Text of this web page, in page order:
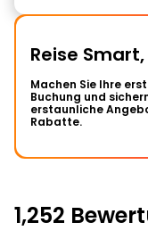
Reise
Machen Sie Ihre
Buchung und
erstaunliche
Rabatte.
1,252